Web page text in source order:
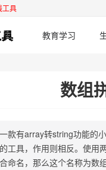
工具
教育学习
数组
款有array转string功能的
工具，作用则相反。使
命名，那么这个名称为